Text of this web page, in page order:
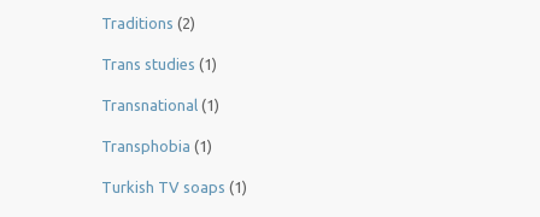
Traditions (2)
Trans studies (1)
Transnational (1)
Transphobia (1)
Turkish TV soaps (1)